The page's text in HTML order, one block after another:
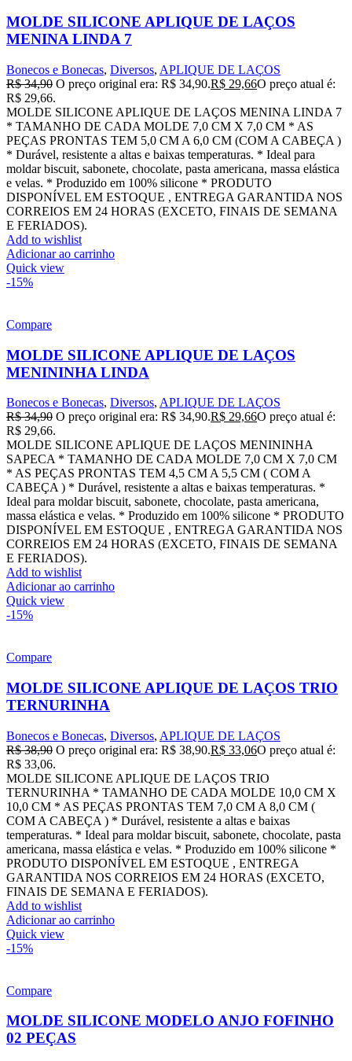
MOLDE SILICONE APLIQUE DE LAÇOS
MENINA LINDA 7
Bonecos e Bonecas, Diversos, APLIQUE DE LAÇOS
R$34,90 O preço original era: R$ 34,90.R$ 29,66O preço atual é:
R$ 29,66.
MOLDE SILICONE APLIQUE DE LAÇOS MENINA LINDA 7
* TAMANHO DE CADA MOLDE 7,0 CM X 7,0 CM * AS
PEÇAS PRONTAS TEM 5,0 CM A 6,0 CM (COM A CABEÇA )
* Durável, resistente a altas e baixas temperaturas. * Ideal para
moldar biscuit, sabonete, chocolate, pasta americana, massa elástica
e velas. * Produzido em 100% silicone * PRODUTO
DISPONÍVEL EM ESTOQUE , ENTREGA GARANTIDA NOS
CORREIOS EM 24 HORAS (EXCETO, FINAIS DE SEMANA
E FERIADOS).
Add to wishlist
Adicionar ao carrinho
Quick view
-15%
Compare
MOLDE SILICONE APLIQUE DE LAÇOS
MENININHA LINDA
Bonecos e Bonecas, Diversos, APLIQUE DE LAÇOS
R$34,90 O preço original era: R$ 34,90.R$ 29,66O preço atual é:
R$ 29,66.
MOLDE SILICONE APLIQUE DE LAÇOS MENININHA
SAPECA * TAMANHO DE CADA MOLDE 7,0 CM X 7,0 CM
* AS PEÇAS PRONTAS TEM 4,5 CM A 5,5 CM ( COM A
CABEÇA ) * Durável, resistente a altas e baixas temperaturas. *
Ideal para moldar biscuit, sabonete, chocolate, pasta americana,
massa elástica e velas. * Produzido em 100% silicone * PRODUTO
DISPONÍVEL EM ESTOQUE , ENTREGA GARANTIDA NOS
CORREIOS EM 24 HORAS (EXCETO, FINAIS DE SEMANA
E FERIADOS).
Add to wishlist
Adicionar ao carrinho
Quick view
-15%
Compare
MOLDE SILICONE APLIQUE DE LAÇOS TRIO
TERNURINHA
Bonecos e Bonecas, Diversos, APLIQUE DE LAÇOS
R$38,90 O preço original era: R$ 38,90.R$ 33,06O preço atual é:
R$ 33,06.
MOLDE SILICONE APLIQUE DE LAÇOS TRIO
TERNURINHA * TAMANHO DE CADA MOLDE 10,0 CM X
10,0 CM * AS PEÇAS PRONTAS TEM 7,0 CM A 8,0 CM (
COM A CABEÇA ) * Durável, resistente a altas e baixas
temperaturas. * Ideal para moldar biscuit, sabonete, chocolate, pasta
americana, massa elástica e velas. * Produzido em 100% silicone *
PRODUTO DISPONÍVEL EM ESTOQUE , ENTREGA
GARANTIDA NOS CORREIOS EM 24 HORAS (EXCETO,
FINAIS DE SEMANA E FERIADOS).
Add to wishlist
Adicionar ao carrinho
Quick view
-15%
Compare
MOLDE SILICONE MODELO ANJO FOFINHO
02 PEÇAS